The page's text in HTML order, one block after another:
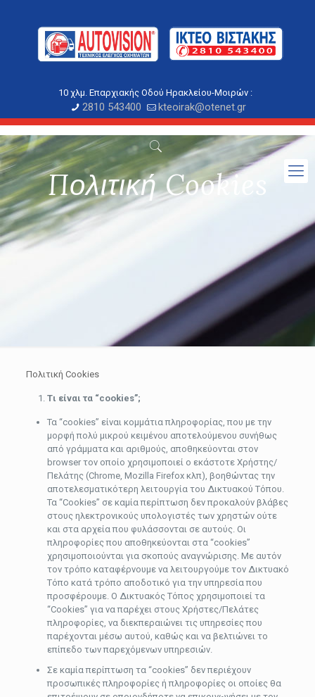
10 χλμ. Επαρχιακής Οδού Ηρακλείου-Μοιρών :
2810 543400 kteoirak@otenet.gr
Πολιτική Cookies
Πολιτική Cookies
Tι είναι τα “cookies”;
Τα “cookies” είναι κομμάτια πληροφορίας, που με την
μορφή πολύ μικρού κειμένου αποτελούμενου συνήθως
από γράμματα και αριθμούς, αποθηκεύονται στον
browser τον οποίο χρησιμοποιεί ο εκάστοτε Χρήστης/
Πελάτης (Chrome, Mozilla Firefox κλπ), βοηθώντας την
αποτελεσματικότερη λειτουργία του Δικτυακού Τόπου.
Τα “Cookies” σε καμία περίπτωση δεν προκαλούν βλάβες
στους ηλεκτρονικούς υπολογιστές των χρηστών ούτε
και στα αρχεία που φυλάσσονται σε αυτούς. Οι
πληροφορίες που αποθηκεύονται στα “cookies”
χρησιμοποιούνται για σκοπούς αναγνώρισης. Με αυτόν
τον τρόπο καταφέρνουμε να λειτουργούμε τον Δικτυακό
Τόπο κατά τρόπο αποδοτικό για την υπηρεσία που
προσφέρουμε. O Δικτυακός Τόπος χρησιμοποιεί τα
“Cookies” για να παρέχει στους Χρήστες/Πελάτες
πληροφορίες, να διεκπεραιώνει τις υπηρεσίες που
παρέχονται μέσω αυτού, καθώς και να βελτιώνει το
επίπεδο των παρεχόμενων υπηρεσιών.
Σε καμία περίπτωση τα “cookies” δεν περιέχουν
προσωπικές πληροφορίες ή πληροφορίες οι οποίες θα